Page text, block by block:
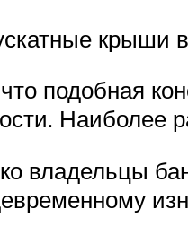
крыши
подобная
Наиболее
владельцы